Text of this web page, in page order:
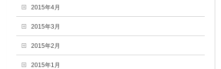
2015年4月
2015年3月
2015年2月
2015年1月